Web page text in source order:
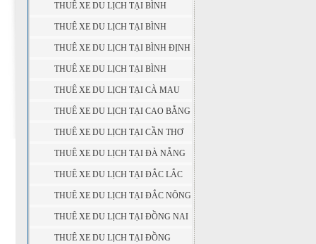
THUÊ XE DU LỊCH TẠI BÌNH
DƯƠNG
THUÊ XE DU LỊCH TẠI BÌNH
PHƯỚC
THUÊ XE DU LỊCH TẠI BÌNH ĐỊNH
THUÊ XE DU LỊCH TẠI BÌNH
THUẬN
THUÊ XE DU LỊCH TẠI CÀ MAU
THUÊ XE DU LỊCH TẠI CAO BẰNG
THUÊ XE DU LỊCH TẠI CẦN THƠ
THUÊ XE DU LỊCH TẠI ĐÀ NẴNG
THUÊ XE DU LỊCH TẠI ĐẮC LẮC
THUÊ XE DU LỊCH TẠI ĐẮC NÔNG
THUÊ XE DU LỊCH TẠI ĐỒNG NAI
THUÊ XE DU LỊCH TẠI ĐỒNG